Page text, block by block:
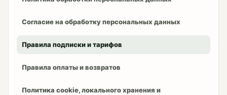
Согласие на обработку персональных данных
Правила подписки и тарифов
Правила оплаты и возвратов
Политика cookie, локального хранения и